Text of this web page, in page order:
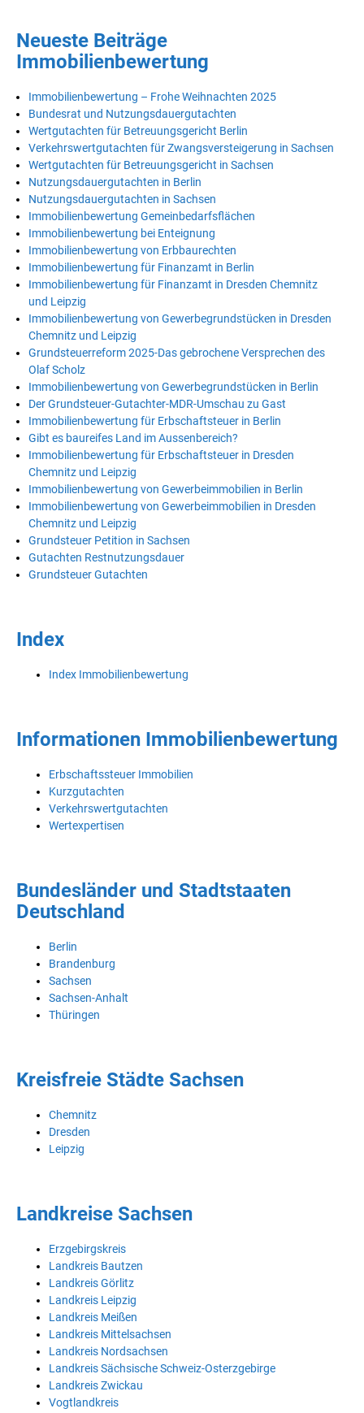
Neueste Beiträge
Immobilienbewertung
Immobilienbewertung – Frohe Weihnachten 2025
Bundesrat und Nutzungsdauergutachten
Wertgutachten für Betreuungsgericht Berlin
Verkehrswertgutachten für Zwangsversteigerung in Sachsen
Wertgutachten für Betreuungsgericht in Sachsen
Nutzungsdauergutachten in Berlin
Nutzungsdauergutachten in Sachsen
Immobilienbewertung Gemeinbedarfsflächen
Immobilienbewertung bei Enteignung
Immobilienbewertung von Erbbaurechten
Immobilienbewertung für Finanzamt in Berlin
Immobilienbewertung für Finanzamt in Dresden Chemnitz
und Leipzig
Immobilienbewertung von Gewerbegrundstücken in Dresden
Chemnitz und Leipzig
Grundsteuerreform 2025-Das gebrochene Versprechen des
Olaf Scholz
Immobilienbewertung von Gewerbegrundstücken in Berlin
Der Grundsteuer-Gutachter-MDR-Umschau zu Gast
Immobilienbewertung für Erbschaftsteuer in Berlin
Gibt es baureifes Land im Aussenbereich?
Immobilienbewertung für Erbschaftsteuer in Dresden
Chemnitz und Leipzig
Immobilienbewertung von Gewerbeimmobilien in Berlin
Immobilienbewertung von Gewerbeimmobilien in Dresden
Chemnitz und Leipzig
Grundsteuer Petition in Sachsen
Gutachten Restnutzungsdauer
Grundsteuer Gutachten
Index
Index Immobilienbewertung
Informationen Immobilienbewertung
Erbschaftssteuer Immobilien
Kurzgutachten
Verkehrswertgutachten
Wertexpertisen
Bundesländer und Stadtstaaten
Deutschland
Berlin
Brandenburg
Sachsen
Sachsen-Anhalt
Thüringen
Kreisfreie Städte Sachsen
Chemnitz
Dresden
Leipzig
Landkreise Sachsen
Erzgebirgskreis
Landkreis Bautzen
Landkreis Görlitz
Landkreis Leipzig
Landkreis Meißen
Landkreis Mittelsachsen
Landkreis Nordsachsen
Landkreis Sächsische Schweiz-Osterzgebirge
Landkreis Zwickau
Vogtlandkreis